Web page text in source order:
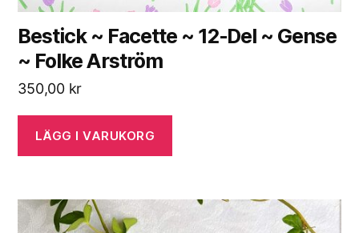
Bestick ~ Facette ~ 12-Del ~ Gense
~ Folke Arström
350,00 kr
LÄGG I VARUKORG